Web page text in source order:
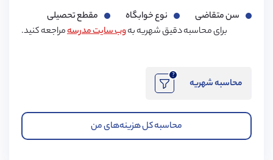
سن متقاضی
نوع خوابگاه
مقطع تحصیلی
برای محاسبه دقیق شهریه بهوب سایت مدرسهمراجعه کنید.
محاسبه شهریه
?
محاسبه کل هزینه‌های من